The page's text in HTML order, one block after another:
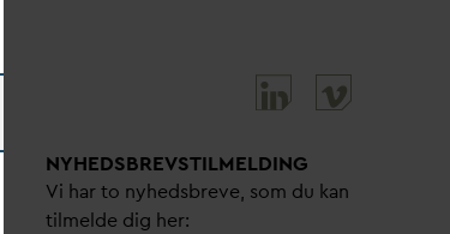
NYHEDSBREVS­TILMELDING
Vi har to nyhedsbreve, som du kan
tilmelde dig her: